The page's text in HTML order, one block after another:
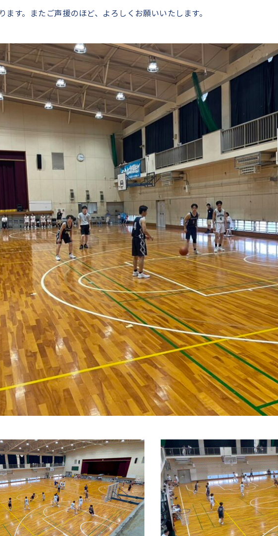
ます。またご声援のほど、よろしくお願いいたします。